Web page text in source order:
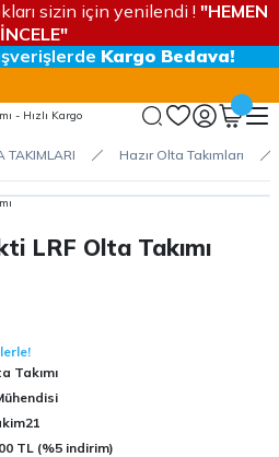
sizin için yenilendi ! "HEMEN
İNCELE"
Kargo Bedava!
TAKIMLARI Hazır Olta Takımları
LRF Olta Takımı
Takımı
TL (%5 indirim)